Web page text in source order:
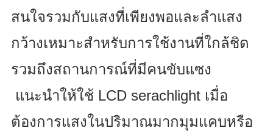
สนใจรวมกับแสงที่เพียงพอและลำแสง
กว้างเหมาะสำหรับการใช้งานที่ใกล้ชิด
รวมถึงสถานการณ์ที่มีคนขับแซง
แนะนำให้ใช้ LCD serachlight เมื่อ
ต้องการแสงในปริมาณมากมุมแคบหรือ